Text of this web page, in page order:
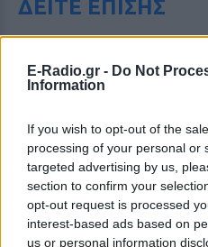
E-Radio.gr - Do Not
Information
If you wish to opt-out of the
processing of your personal or
targeted advertising by us,
section to confirm your
opt-out request is processed
interest-based ads based on
us or personal information
ΔΕΙΤΕ ΕΠΙΣΗΣ
αυτόν»
ο
στον